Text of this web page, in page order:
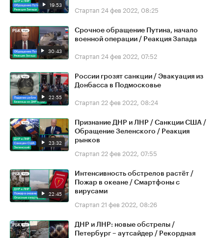
19:53 Стартап 24 фев 2022, 08:25
30:43
Срочное обращение Путина, начало
военной операции / Реакция Запада
Стартап 24 фев 2022, 07:52
22:55
России грозят санкции / Эвакуация из
Донбасса в Подмосковье
Стартап 22 фев 2022, 08:24
23:32
Признание ДНР и ЛНР / Санкции США /
Обращение Зеленского / Реакция
рынков
Стартап 22 фев 2022, 07:55
22:45
Интенсивность обстрелов растёт /
Пожар в океане / Смартфоны с
вирусами
Стартап 21 фев 2022, 08:26
ДНР и ЛНР: новые обстрелы /
Петербург – аутсайдер / Рекордная